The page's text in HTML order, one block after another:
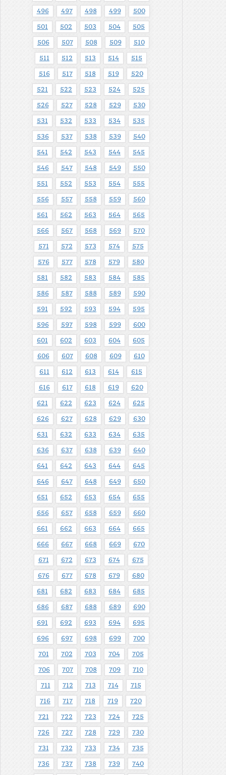
496 497 498 499 500
501 502 503 504 505
506 507 508 509 510
511 512 513 514 515
516 517 518 519 520
521 522 523 524 525
526 527 528 529 530
531 532 533 534 535
536 537 538 539 540
541 542 543 544 545
546 547 548 549 550
551 552 553 554 555
556 557 558 559 560
561 562 563 564 565
566 567 568 569 570
571 572 573 574 575
576 577 578 579 580
581 582 583 584 585
586 587 588 589 590
591 592 593 594 595
596 597 598 599 600
601 602 603 604 605
606 607 608 609 610
611 612 613 614 615
616 617 618 619 620
621 622 623 624 625
626 627 628 629 630
631 632 633 634 635
636 637 638 639 640
641 642 643 644 645
646 647 648 649 650
651 652 653 654 655
656 657 658 659 660
661 662 663 664 665
666 667 668 669 670
671 672 673 674 675
676 677 678 679 680
681 682 683 684 685
686 687 688 689 690
691 692 693 694 695
696 697 698 699 700
701 702 703 704 705
706 707 708 709 710
711 712 713 714 715
716 717 718 719 720
721 722 723 724 725
726 727 728 729 730
731 732 733 734 735
736 737 738 739 740